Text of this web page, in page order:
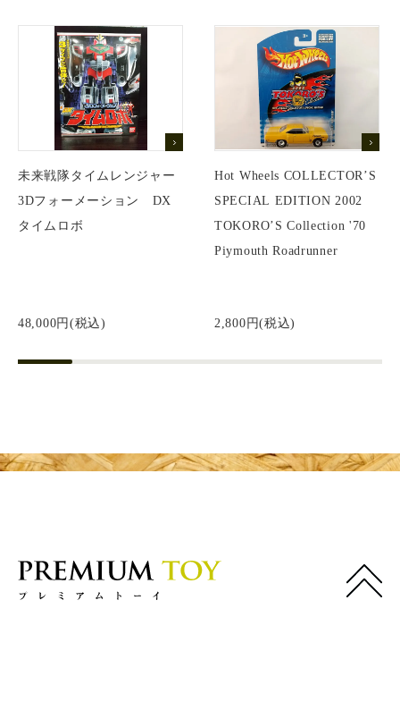
未来戦隊タイムレンジャー
3Dフォーメーション DX
タイムロボ
48,000円(税込)
Hot Wheels COLLECTOR’S
SPECIAL EDITION 2002
TOKORO’S Collection '70
Piymouth Roadrunner
2,800円(税込)